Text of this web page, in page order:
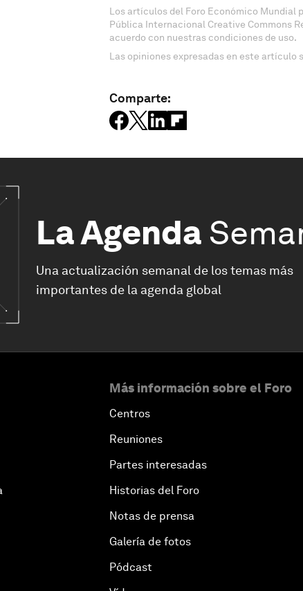
Los artículos del Foro Económico Mundial
Pública Internacional Creative Commons
acuerdo con nuestras condiciones de uso.
Las opiniones expresadas en este artículo
Comparte:
La Agenda
Una actualización semanal de los temas más
importantes de la agenda global
Más información sobre el Foro
Centros
Reuniones
Partes interesadas
Historias del Foro
Notas de prensa
Galería de fotos
Pódcast